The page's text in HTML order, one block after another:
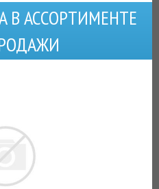
В АССОРТИМЕНТЕ